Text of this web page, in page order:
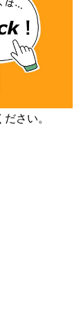
さい。